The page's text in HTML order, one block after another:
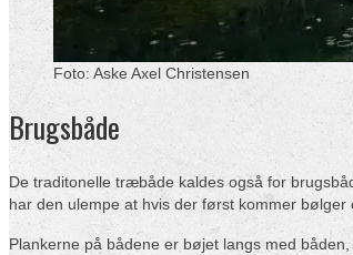
Foto: Aske Axel Christensen
Brugsbåde
De traditonelle træbåde kaldes også for
har den ulempe at hvis der først kommer bølger
Plankerne på bådene er bøjet langs med